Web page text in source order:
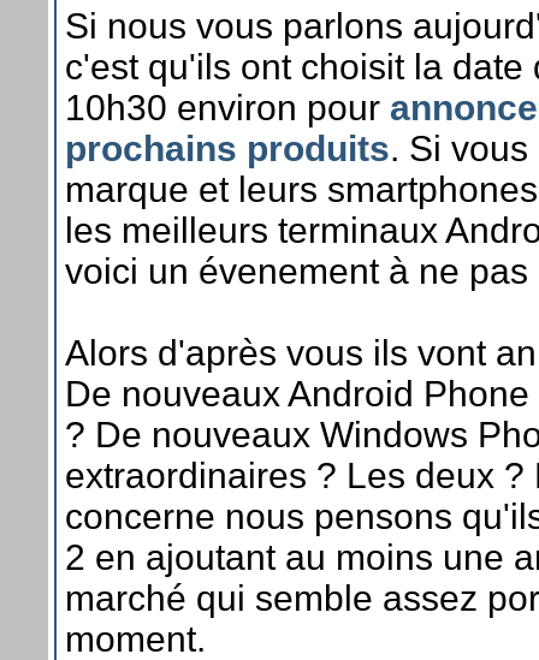
Si nous vous parlons
c'est qu'ils ont choisit la date
10h30 environ pour
prochains produits. Si
marque et leurs
les meilleurs terminaux
voici un évenement à ne pas
Alors d'après vous ils vont
De nouveaux Android
? De nouveaux Windows
extraordinaires ? Les deux ?
concerne nous pensons
2 en ajoutant au moins une
marché qui semble assez
moment.